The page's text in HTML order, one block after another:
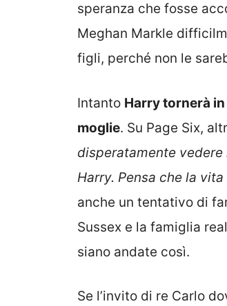
speranza che fosse
Meghan Markle
figli, perché non le
Intanto Harry tornerà
moglie. Su Page Six,
disperatamente vedere
Harry. Pensa che la
anche un tentativo di
Sussex e la famiglia
siano andate così.
Se l’invito di re Carlo